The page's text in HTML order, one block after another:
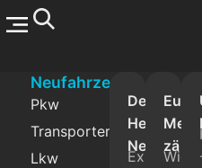
Neufahrzeuge
Pkw
Transporter
Lkw
Der
Herbrand
Exklusive
Eure
zählt
Wie